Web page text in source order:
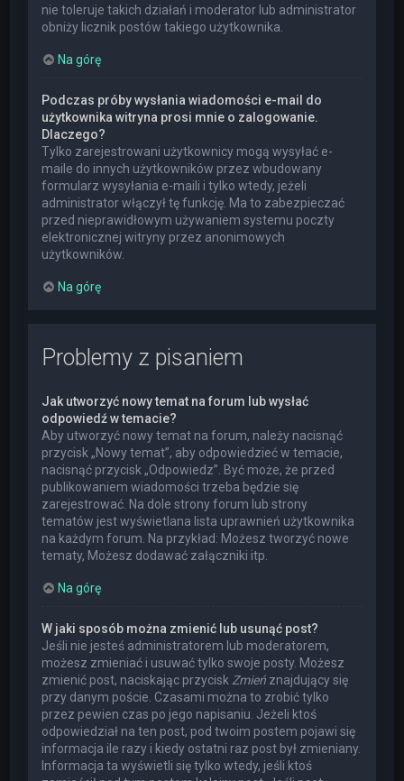
nie toleruje takich działań i moderator lub administrator
obniży licznik postów takiego użytkownika.
Na górę
Podczas próby wysłania wiadomości e-mail do
użytkownika witryna prosi mnie o zalogowanie.
Dlaczego?
Tylko zarejestrowani użytkownicy mogą wysyłać e-
maile do innych użytkowników przez wbudowany
formularz wysyłania e-maili i tylko wtedy, jeżeli
administrator włączył tę funkcję. Ma to zabezpieczać
przed nieprawidłowym używaniem systemu poczty
elektronicznej witryny przez anonimowych
użytkowników.
Na górę
Problemy z pisaniem
Jak utworzyć nowy temat na forum lub wysłać
odpowiedź w temacie?
Aby utworzyć nowy temat na forum, należy nacisnąć
przycisk „Nowy temat”, aby odpowiedzieć w temacie,
nacisnąć przycisk „Odpowiedz”. Być może, że przed
publikowaniem wiadomości trzeba będzie się
zarejestrować. Na dole strony forum lub strony
tematów jest wyświetlana lista uprawnień użytkownika
na każdym forum. Na przykład: Możesz tworzyć nowe
tematy, Możesz dodawać załączniki itp.
Na górę
W jaki sposób można zmienić lub usunąć post?
Jeśli nie jesteś administratorem lub moderatorem,
możesz zmieniać i usuwać tylko swoje posty. Możesz
zmienić post, naciskając przycisk Zmień znajdujący się
przy danym poście. Czasami można to zrobić tylko
przez pewien czas po jego napisaniu. Jeżeli ktoś
odpowiedział na ten post, pod twoim postem pojawi się
informacja ile razy i kiedy ostatni raz post był zmieniany.
Informacja ta wyświetli się tylko wtedy, jeśli ktoś